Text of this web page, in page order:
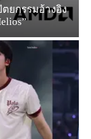
ยกรรมอ้างอิง